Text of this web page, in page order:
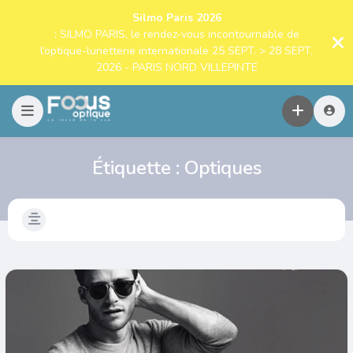
Silmo Paris 2026
: SILMO PARIS, le rendez-vous incontournable de
l’optique-lunetterie internationale 25 SEPT. > 28 SEPT.
2026 - PARIS NORD VILLEPINTE
Étiquette : Optiques